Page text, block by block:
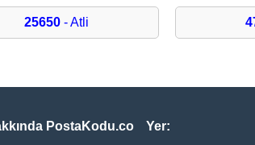
25650 - Atli
PostaKodu.co
Yer: